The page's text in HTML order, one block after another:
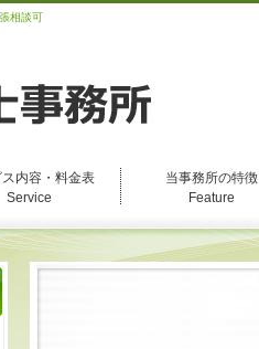
相談可
内容・料金表
Service
当事務所の特徴
Feature